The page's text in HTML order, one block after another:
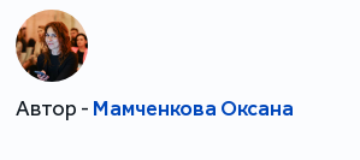
Автор - Мамченкова Оксана